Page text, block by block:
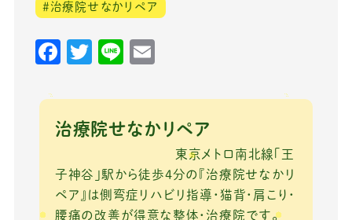
＃治療院せなかリペア
F
c
e
o
o
T
it
te
Li
e
ai
l
治療院せなかリペア
東京メトロ南北線「王
子神谷」駅から徒歩4分の『治療院せなかリ
ペア』は側弯症リハビリ指導・猫背・肩こり・
腰痛の改善が得意な整体・治療院です。